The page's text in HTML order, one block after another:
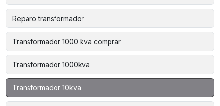
Reparo transformador
Transformador 1000 kva comprar
Transformador 1000kva
Transformador 10kva